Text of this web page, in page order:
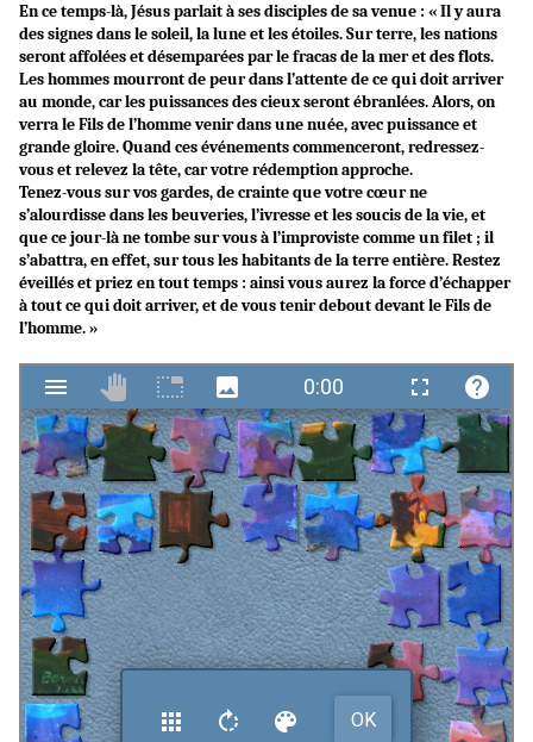
En ce temps-là, Jésus parlait à ses disciples de sa venue : « Il y aura
des signes dans le soleil, la lune et les étoiles. Sur terre, les nations
seront affolées et désemparées par le fracas de la mer et des flots.
Les hommes mourront de peur dans l’attente de ce qui doit arriver
au monde, car les puissances des cieux seront ébranlées. Alors, on
verra le Fils de l’homme venir dans une nuée, avec puissance et
grande gloire. Quand ces événements commenceront, redressez-
vous et relevez la tête, car votre rédemption approche.
Tenez-vous sur vos gardes, de crainte que votre cœur ne
s’alourdisse dans les beuveries, l’ivresse et les soucis de la vie, et
que ce jour-là ne tombe sur vous à l’improviste comme un filet ; il
s’abattra, en effet, sur tous les habitants de la terre entière. Restez
éveillés et priez en tout temps : ainsi vous aurez la force d’échapper
à tout ce qui doit arriver, et de vous tenir debout devant le Fils de
l’homme. »